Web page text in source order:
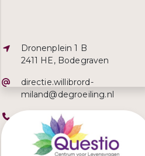
Adres:
Dronenplein 1 B
2411 HE, Bodegraven
E-mailadres:
directie.willibrord-
miland@degroeiling.nl
Telefoonnummer:
0172-614591